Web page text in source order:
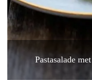
Pastasalade